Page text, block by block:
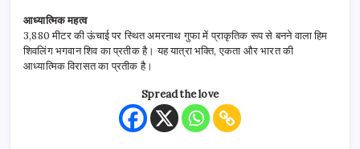
आध्यात्मिक महत्व
3,880 मीटर की ऊंचाई पर स्थित अमरनाथ गुफा में प्राकृतिक रूप से बनने वाला हिम
शिवलिंग भगवान शिव का प्रतीक है। यह यात्रा भक्ति, एकता और भारत की
आध्यात्मिक विरासत का प्रतीक है।
Spread the love